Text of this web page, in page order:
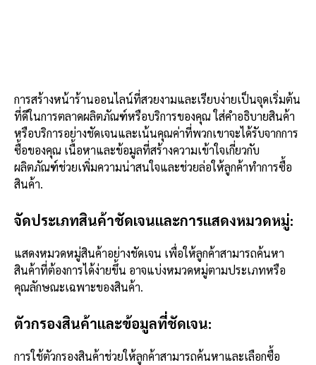
การสร้างหน้าร้านออนไลน์ที่สวยงามและเรียบง่ายเป็นจุดเริ่มต้น
ที่ดีในการตลาดผลิตภัณฑ์หรือบริการของคุณ ใส่คำอธิบายสินค้า
หรือบริการอย่างชัดเจนและเน้นคุณค่าที่พวกเขาจะได้รับจากการ
ซื้อของคุณ เนื้อหาและข้อมูลที่สร้างความเข้าใจเกี่ยวกับ
ผลิตภัณฑ์ช่วยเพิ่มความน่าสนใจและช่วยล่อให้ลูกค้าทำการซื้อ
สินค้า.
จัดประเภทสินค้าชัดเจนและการแสดงหมวดหมู่:
แสดงหมวดหมู่สินค้าอย่างชัดเจน เพื่อให้ลูกค้าสามารถค้นหา
สินค้าที่ต้องการได้ง่ายขึ้น อาจแบ่งหมวดหมู่ตามประเภทหรือ
คุณลักษณะเฉพาะของสินค้า.
ตัวกรองสินค้าและข้อมูลที่ชัดเจน:
การใช้ตัวกรองสินค้าช่วยให้ลูกค้าสามารถค้นหาและเลือกซื้อ